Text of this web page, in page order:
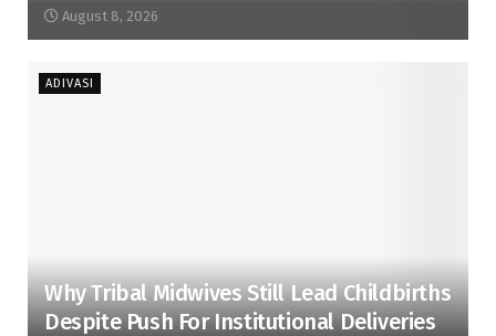
August 8, 2026
ADIVASI
Why Tribal Midwives Still Lead Childbirths
Despite Push For Institutional Deliveries